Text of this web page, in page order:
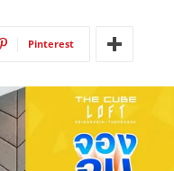
Pinterest